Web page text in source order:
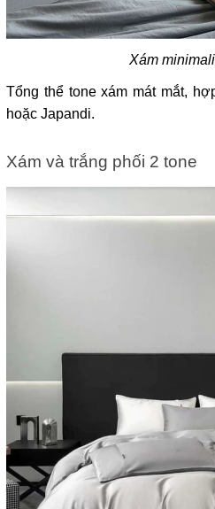
Xám
Tổng thể tone xám mát mắt,
hoặc Japandi.
Xám và trắng phối 2 tone